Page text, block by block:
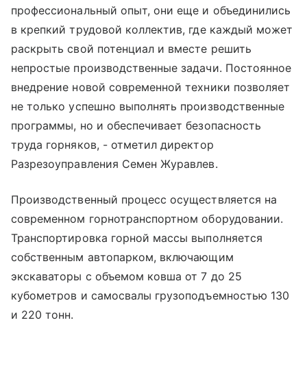
профессиональный опыт, они еще и объединились
в крепкий трудовой коллектив, где каждый может
раскрыть свой потенциал и вместе решить
непростые производственные задачи. Постоянное
внедрение новой современной техники позволяет
не только успешно выполнять производственные
программы, но и обеспечивает безопасность
труда горняков, - отметил директор
Разрезоуправления Семен Журавлев.
Производственный процесс осуществляется на
современном горнотранспортном оборудовании.
Транспортировка горной массы выполняется
собственным автопарком, включающим
экскаваторы с объемом ковша от 7 до 25
кубометров и самосвалы грузоподъемностью 130
и 220 тонн.